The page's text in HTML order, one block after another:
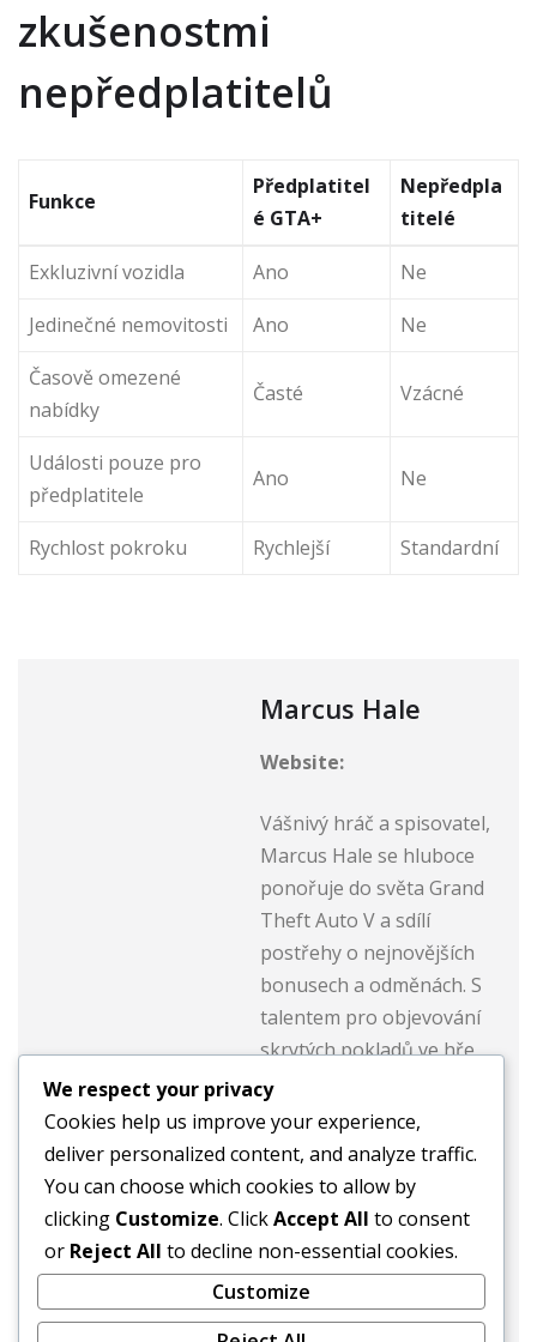
zkušenostmi
nepředplatitelů
Funkce
Předplatitel
é GTA+
Nepředpla
titelé
Exkluzivní vozidla Ano
Ne
Jedinečné nemovitosti
Ano
Ne
Časově omezené
nabídky
Časté Vzácné
Události pouze pro
předplatitele
Ano Ne
Rychlost pokroku Rychlejší Standardní
Marcus Hale
Website:
Vášnivý hráč a spisovatel,
Marcus Hale se hluboce
ponořuje do světa Grand
Theft Auto V a sdílí
postřehy o nejnovějších
bonusech a odměnách. S
talentem pro objevování
skrytých pokladů ve hře
pomáhá hráčům
maximalizovat jejich
zážitek a zůstat o krok
napřed. Když zrovna
nehraje, Marcus si užívá
prozkoumávání živých
ulic Los Santos
prostřednictvím
We respect your privacy
Cookies help us improve your experience,
deliver personalized content, and analyze traffic.
You can choose which cookies to allow by
clicking Customize. ClickAccept All to consent
or Reject All to decline non-essential cookies.
Customize